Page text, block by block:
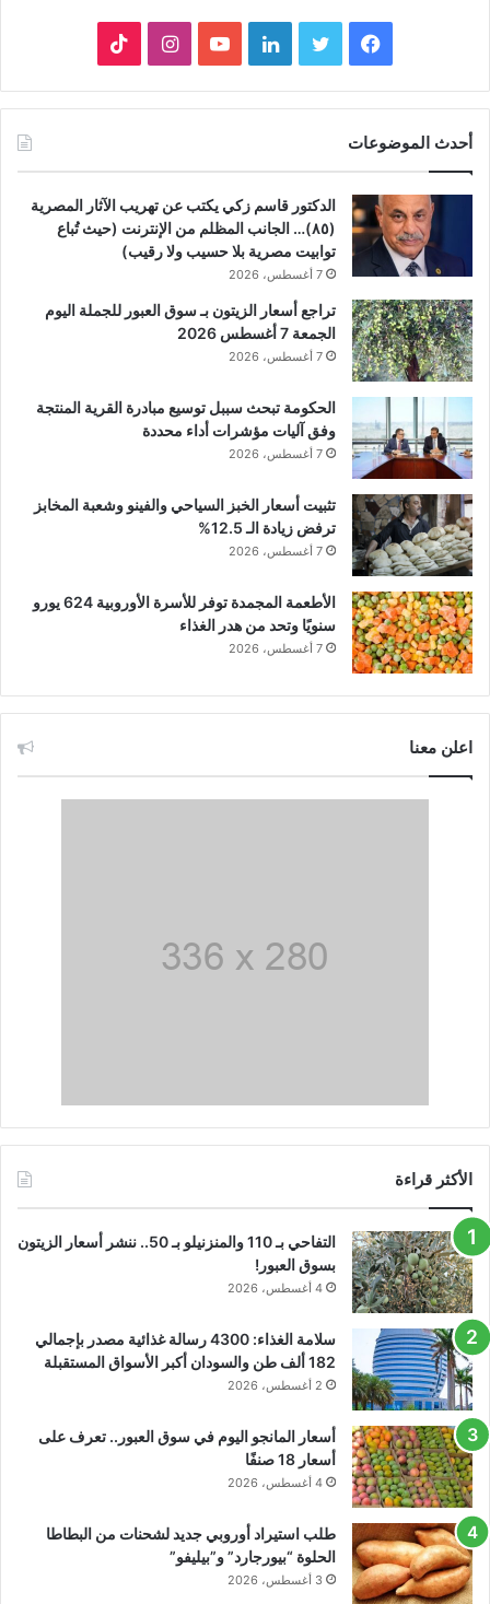
فيسبوك تويتر لينكدإنيوتيوبانستقرام
أحدث الموضوعات
الدكتور قاسم زكي يكتب عن تهريب الآثار المصرية
(٨٥)… الجانب المظلم من الإنترنت (حيث تُباع
توابيت مصرية بلا حسيب ولا رقيب)
7 أغسطس، 2026
تراجع أسعار الزيتون بـ سوق العبور للجملة اليوم
الجمعة 7 أغسطس 2026
7 أغسطس، 2026
الحكومة تبحث سببل توسيع مبادرة القرية المنتجة
وفق آليات مؤشرات أداء محددة
7 أغسطس، 2026
تثبيت أسعار الخبز السياحي والفينو وشعبة المخابز
ترفض زيادة الـ 12.5%
7 أغسطس، 2026
الأطعمة المجمدة توفر للأسرة الأوروبية 624 يورو
سنويًا وتحد من هدر الغذاء
7 أغسطس، 2026
اعلن معنا
الأكثر قراءة
التفاحي بـ 110 والمنزنيلو بـ 50.. ننشر أسعار الزيتون
بسوق العبور!
4 أغسطس، 2026
سلامة الغذاء: 4300 رسالة غذائية مصدر بإجمالي
182 ألف طن والسودان أكبر الأسواق المستقبلة
2 أغسطس، 2026
أسعار المانجو اليوم في سوق العبور.. تعرف على
أسعار 18 صنفًا
4 أغسطس، 2026
طلب استيراد أوروبي جديد لشحنات من البطاطا
الحلوة “بيورجارد” و”بيليفو”
3 أغسطس، 2026